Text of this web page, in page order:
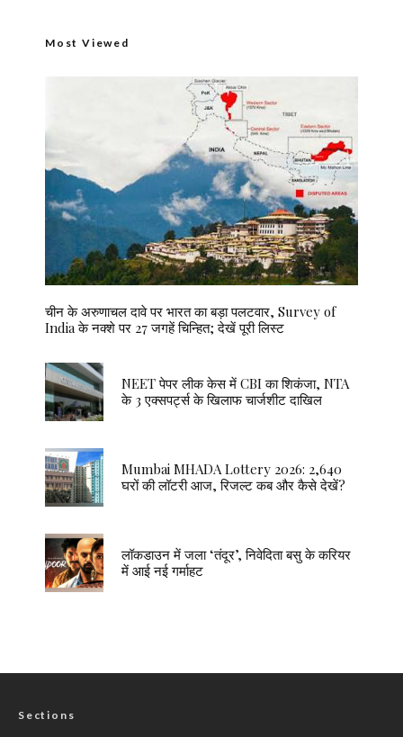
Most Viewed
चीन के अरुणाचल दावे पर भारत का बड़ा पलटवार, Survey of
India के नक्शे पर 27 जगहें चिन्हित; देखें पूरी लिस्ट
NEET पेपर लीक केस में CBI का शिकंजा, NTA
के 3 एक्सपर्ट्स के खिलाफ चार्जशीट दाखिल
Mumbai MHADA Lottery 2026: 2,640
घरों की लॉटरी आज, रिजल्ट कब और कैसे देखें?
लॉकडाउन में जला ‘तंदूर’, निवेदिता बसु के करियर
में आई नई गर्माहट
Sections